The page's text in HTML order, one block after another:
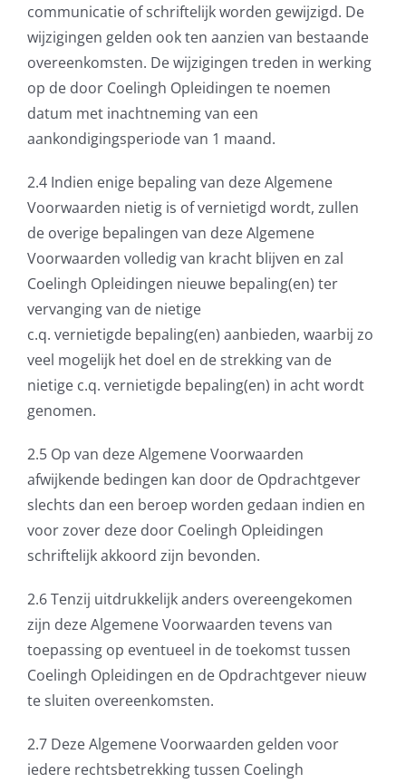
communicatie of schriftelijk worden gewijzigd. De
wijzigingen gelden ook ten aanzien van bestaande
overeenkomsten. De wijzigingen treden in werking
op de door Coelingh Opleidingen te noemen
datum met inachtneming van een
aankondigingsperiode van 1 maand.
2.4 Indien enige bepaling van deze Algemene
Voorwaarden nietig is of vernietigd wordt, zullen
de overige bepalingen van deze Algemene
Voorwaarden volledig van kracht blijven en zal
Coelingh Opleidingen nieuwe bepaling(en) ter
vervanging van de nietige
c.q. vernietigde bepaling(en) aanbieden, waarbij zo
veel mogelijk het doel en de strekking van de
nietige c.q. vernietigde bepaling(en) in acht wordt
genomen.
2.5 Op van deze Algemene Voorwaarden
afwijkende bedingen kan door de Opdrachtgever
slechts dan een beroep worden gedaan indien en
voor zover deze door Coelingh Opleidingen
schriftelijk akkoord zijn bevonden.
2.6 Tenzij uitdrukkelijk anders overeengekomen
zijn deze Algemene Voorwaarden tevens van
toepassing op eventueel in de toekomst tussen
Coelingh Opleidingen en de Opdrachtgever nieuw
te sluiten overeenkomsten.
2.7 Deze Algemene Voorwaarden gelden voor
iedere rechtsbetrekking tussen Coelingh